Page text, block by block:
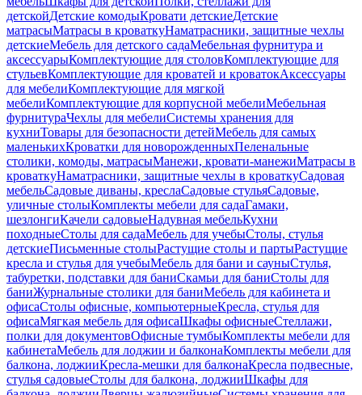
детскойДетские комодыКровати детскиеДетские
матрасыМатрасы в кроваткуНаматрасники, защитные чехлы
детскиеМебель для детского садаМебельная фурнитура и
аксессуарыКомплектующие для столовКомплектующие для
стульевКомплектующие для кроватей и кроватокАксессуары
для мебелиКомплектующие для мягкой
мебелиКомплектующие для корпусной мебелиМебельная
фурнитураЧехлы для мебелиСистемы хранения для
кухниТовары для безопасности детейМебель для самых
маленькихКроватки для новорожденныхПеленальные
столики, комоды, матрасыМанежи, кровати-манежиМатрасы в
кроваткуНаматрасники, защитные чехлы в кроваткуСадовая
мебельСадовые диваны, креслаСадовые стульяСадовые,
уличные столыКомплекты мебели для садаГамаки,
шезлонгиКачели садовыеНадувная мебельКухни
походныеСтолы для садаМебель для учебыСтолы, стулья
детскиеПисьменные столыРастущие столы и партыРастущие
кресла и стулья для учебыМебель для бани и сауныСтулья,
табуретки, подставки для баниСкамьи для баниСтолы для
баниЖурнальные столики для баниМебель для кабинета и
офисаСтолы офисные, компьютерныеКресла, стулья для
офисаМягкая мебель для офисаШкафы офисныеСтеллажи,
полки для документовОфисные тумбыКомплекты мебели для
кабинетаМебель для лоджии и балконаКомплекты мебели для
балкона, лоджииКресла-мешки для балконаКресла подвесные,
стулья садовыеСтолы для балкона, лоджииШкафы для